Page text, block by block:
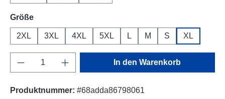
Größeauswählen
2XL 3XL 4XL 5XL L M S XL
Produkt Anzahl: Gib den gewünschten
In den Warenkorb
Produktnummer: #68adda86798061